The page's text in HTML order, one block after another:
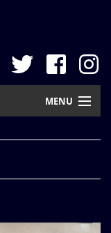
MENU